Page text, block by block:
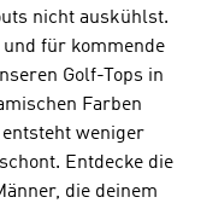
nicht auskühlst.
für kommende
Golf-Tops in
Farben
weniger
Entdecke die
die deinem